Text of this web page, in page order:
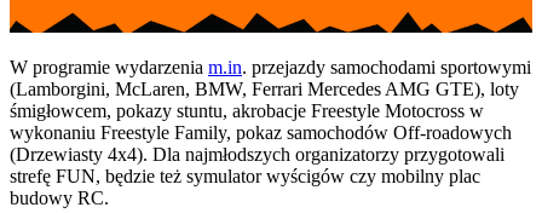
W programie wydarzenia m.in. przejazdy samochodami sportowymi
(Lamborgini, McLaren, BMW, Ferrari Mercedes AMG GTE), loty
śmigłowcem, pokazy stuntu, akrobacje Freestyle Motocross w
wykonaniu Freestyle Family, pokaz samochodów Off-roadowych
(Drzewiasty 4x4). Dla najmłodszych organizatorzy przygotowali
strefę FUN, będzie też symulator wyścigów czy mobilny plac
budowy RC.